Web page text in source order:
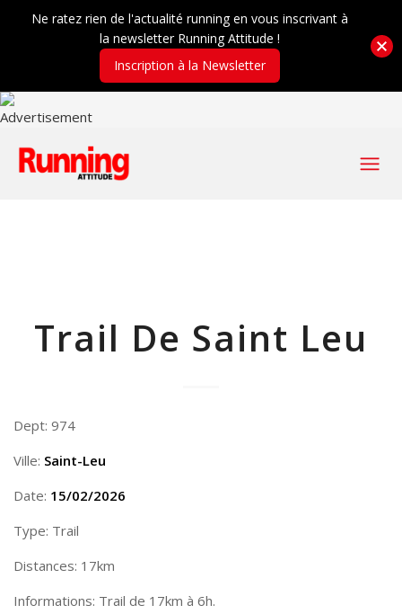
Trail De Saint Leu
Dept: 974
Ville: Saint-Leu
Date: 15/02/2026
Type: Trail
Distances: 17km
Informations: Trail de 17km à 6h.
Ne ratez rien de l'actualité running en vous inscrivant à
la newsletter Running Attitude !
Inscription à la Newsletter